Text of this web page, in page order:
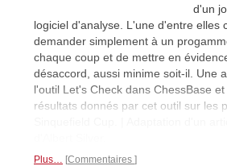
d'un
logiciel d'analyse. L'une d'entre elles
demander simplement à un
chaque coup et de mettre en
désaccord, aussi minime soit-il. Une
l'outil Let's Check dans ChessBase
résultats donnés par cet outil sur les
Plus… Commentaires